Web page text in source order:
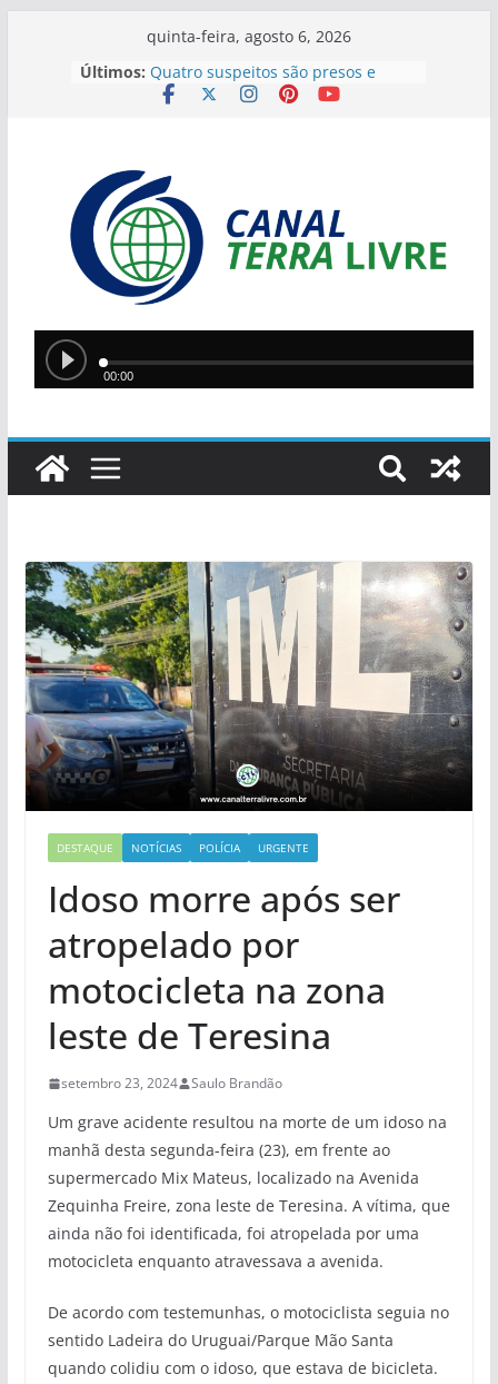
quinta-feira, agosto 6, 2026
Últimos: Quatro suspeitos são presos e
arsenal com sete armas é
Gaspar como vice em chapa
presidencial do PL
Homem incendeia casa da ex-
companheira com filha de 13 anos
dentro do imóvel e foge após o
crime
política de valorização na educação
Ciro Nogueira apresenta projeto
DESTAQUE NOTÍCIAS POLÍCIA URGENTE
Idoso morre após ser
atropelado por
motocicleta na zona
leste de Teresina
setembro 23, 2024 Saulo Brandão
Um grave acidente resultou na morte de um idoso na
manhã desta segunda-feira (23), em frente ao
supermercado Mix Mateus, localizado na Avenida
Zequinha Freire, zona leste de Teresina. A vítima, que
ainda não foi identificada, foi atropelada por uma
motocicleta enquanto atravessava a avenida.
De acordo com testemunhas, o motociclista seguia no
sentido Ladeira do Uruguai/Parque Mão Santa
quando colidiu com o idoso, que estava de bicicleta.